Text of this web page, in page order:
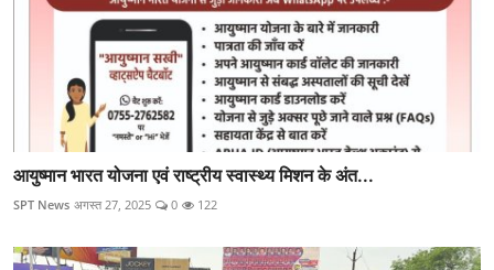
आयुष्मान भारत योजना एवं राष्ट्रीय स्वास्थ्य मिशन के अंत...
SPT News अगस्त 27, 2025 0 122